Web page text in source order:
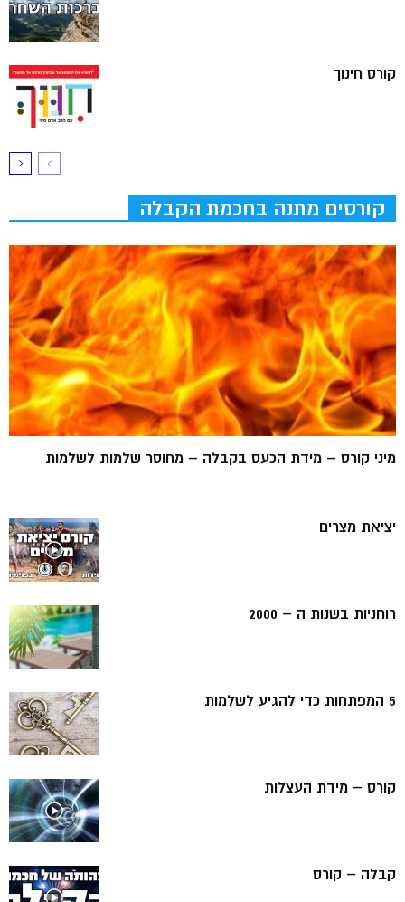
קורס חינוך
קורסים מתנה בחכמת הקבלה
מיני קורס – מידת הכעס בקבלה – מחוסר שלמות לשלמות
יציאת מצרים
רוחניות בשנות ה – 2000
5 המפתחות כדי להגיע לשלמות
קורס – מידת העצלות
קבלה – קורס